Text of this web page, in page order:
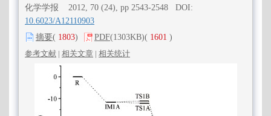
化学学报 2012, 70 (24), pp 2543-2548 DOI:
10.6023/A12110903
摘要( 1803) PDF(1303KB)( 1601 )
参考文献 | 相关文章 | 相关统计